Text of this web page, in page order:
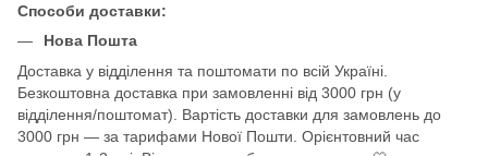
Способи доставки:
Нова Пошта
Доставка у відділення та поштомати по всій Україні.
Безкоштовна доставка при замовленні від 3000 грн (у
відділення/поштомат). Вартість доставки для замовлень до
3000 грн — за тарифами Нової Пошти. Орієнтовний час